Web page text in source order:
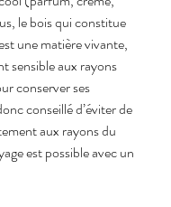
le bois qui constitue
une matière vivante,
sensible aux rayons
conserver ses
conseillé d’éviter de
aux rayons du
est possible avec un